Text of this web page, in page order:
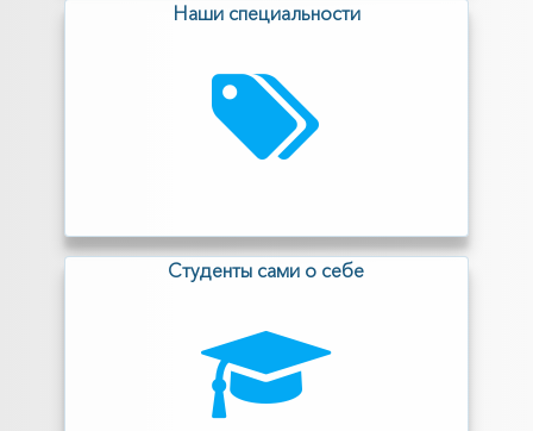
Наши специальности
Cтуденты сами о себе